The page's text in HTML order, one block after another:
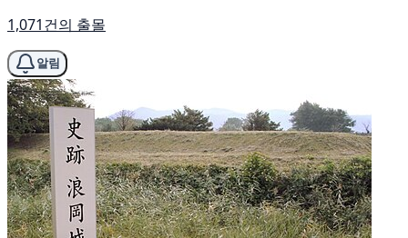
1,071건의 출몰
알림